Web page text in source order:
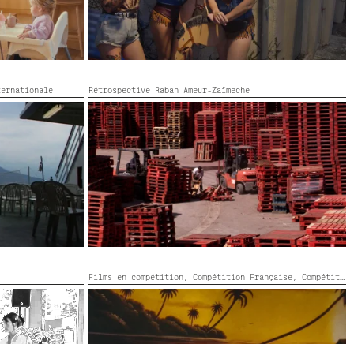
Rétrospective Rabah Ameur-Zaïmeche
DERNIER MAQUIS
France,
2008,Couleur,93’
Films en compétition, Compétition Française, Compétition GNCR,
ENTRE DEUX SONGES
France, Allemagne, Philippines,2026, Couleur,